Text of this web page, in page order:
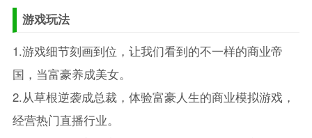
游戏玩法
1.游戏细节刻画到位，让我们看到的不一样的商业帝
国，当富豪养成美女。
2.从草根逆袭成总裁，体验富豪人生的商业模拟游戏，
经营热门直播行业。